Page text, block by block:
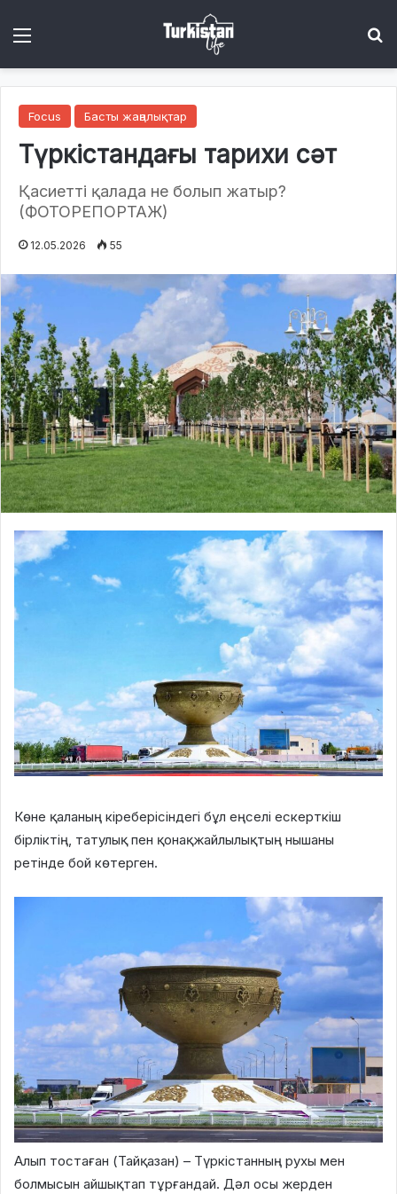
Focus Басты жаңалықтар
Түркістандағы тарихи сәт
Қасиетті қалада не болып жатыр?
(ФОТОРЕПОРТАЖ)
12.05.2026 55
Көне қаланың кіреберісіндегі бұл еңселі ескерткіш
бірліктің, татулық пен қонақжайлылықтың нышаны
ретінде бой көтерген.
Алып тостаған (Тайқазан) – Түркістанның рухы мен
болмысын айшықтап тұрғандай. Дәл осы жерден